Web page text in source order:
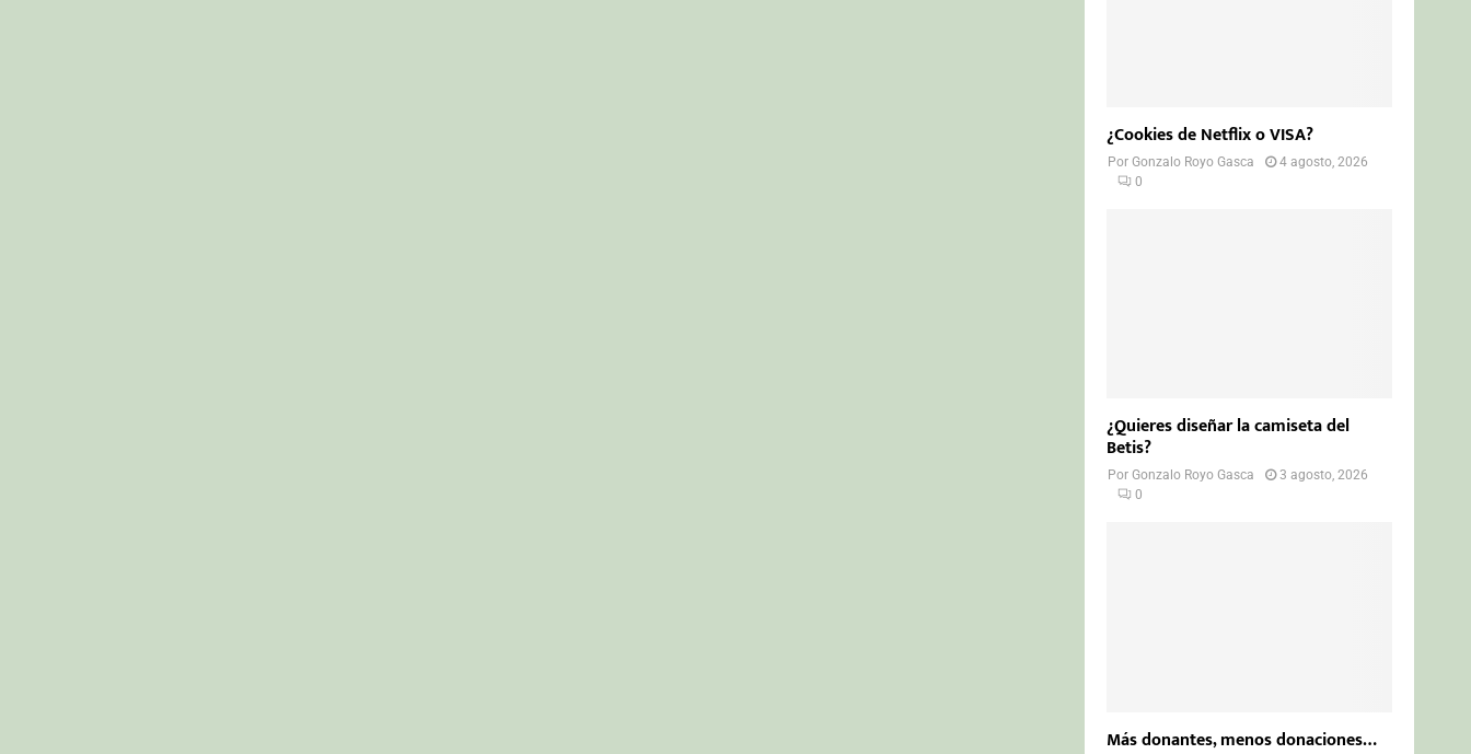
¿Cookies de Netflix o VISA?
PorGonzalo Royo Gasca
4 agosto, 2026
0
¿Quieres diseñar la camiseta del
Betis?
PorGonzalo Royo Gasca
3 agosto, 2026
0
Más donantes, menos donaciones…